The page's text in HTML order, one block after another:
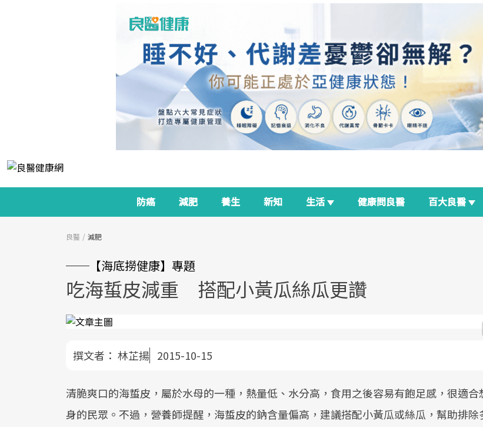
防癌 減肥 養生 新知 生活 健康問良醫 百大良醫
良醫 減肥
──【海底撈健康】專題
吃海蜇皮減重 搭配小黃瓜絲瓜更讚
撰文者： 林芷揚 2015-10-15
清脆爽口的海蜇皮，屬於水母的一種，熱量低、水分高，食用之後容易有飽足感，很適合
身的民眾。不過，營養師提醒，海蜇皮的鈉含量偏高，建議搭配小黃瓜或絲瓜，幫助排除
邁向「健康照護」的新時代。隨著
政策如「健康台灣推動委員會」與
健康新生活」，從講座、體驗到運
全面啟動你的健康革命！
發，透過醫學觀點與日常感受的對
建立對亞健康的認知，進而引導實